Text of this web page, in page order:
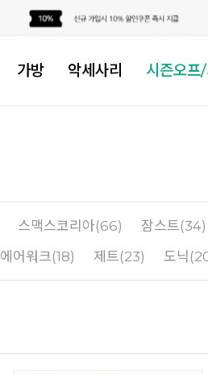
가방 악세사리 시즌오프
스맥스코리아(66) 잠스트(34)
에어워크(18) 제트(23) 도닉